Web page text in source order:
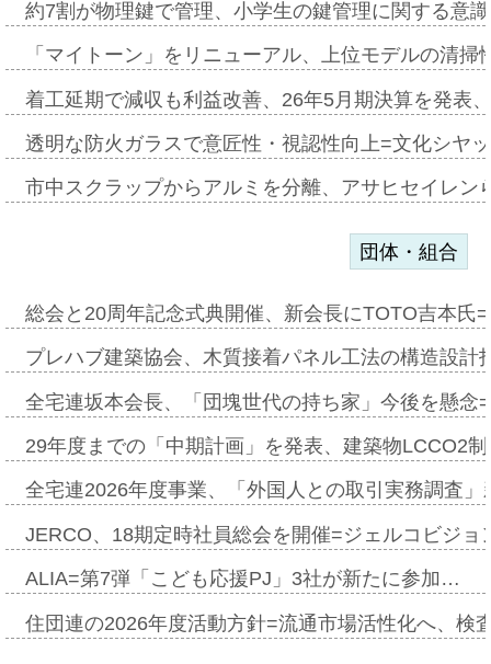
約7割が物理鍵で管理、小学生の鍵管理に関する意
「マイトーン」をリニューアル、上位モデルの清
着工延期で減収も利益改善、26年5月期決算を発表
透明な防火ガラスで意匠性・視認性向上=文化シヤ
市中スクラップからアルミを分離、アサヒセイレ
団体・組合
総会と20周年記念式典開催、新会長にTOTO吉本氏
プレハブ建築協会、木質接着パネル工法の構造設
全宅連坂本会長、「団塊世代の持ち家」今後を懸
29年度までの「中期計画」を発表、建築物LCCO2
全宅連2026年度事業、「外国人との取引実務調査
JERCO、18期定時社員総会を開催=ジェルコビジ
ALIA=第7弾「こども応援PJ」3社が新たに参加…
住団連の2026年度活動方針=流通市場活性化へ、検